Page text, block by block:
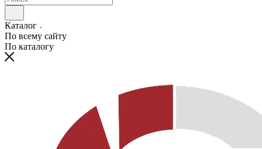
Каталог
По всему сайту
По каталогу